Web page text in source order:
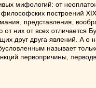
мифологий: от
философских построений
представления,
них от всех отличается
друг друга явлений. А
называет
первопричины,